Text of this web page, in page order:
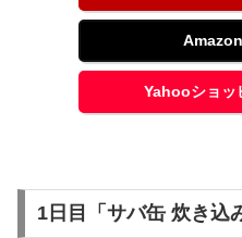
Yahooショッ
1日目「サバ缶 炊き込